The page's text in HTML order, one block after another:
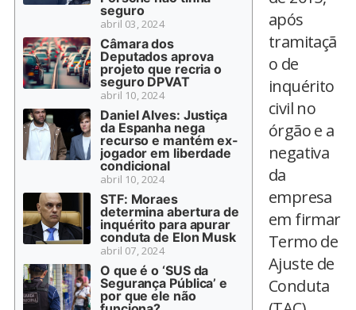
seguro
abril 03, 2024
Câmara dos
Deputados aprova
projeto que recria o
seguro DPVAT
abril 10, 2024
Daniel Alves: Justiça
da Espanha nega
recurso e mantém ex-
jogador em liberdade
condicional
abril 10, 2024
STF: Moraes
determina abertura de
inquérito para apurar
conduta de Elon Musk
abril 07, 2024
O que é o ‘SUS da
Segurança Pública’ e
por que ele não
após
tramitaçã
o de
inquérito
civil no
órgão e a
negativa
da
empresa
em firmar
Termo de
Ajuste de
Conduta